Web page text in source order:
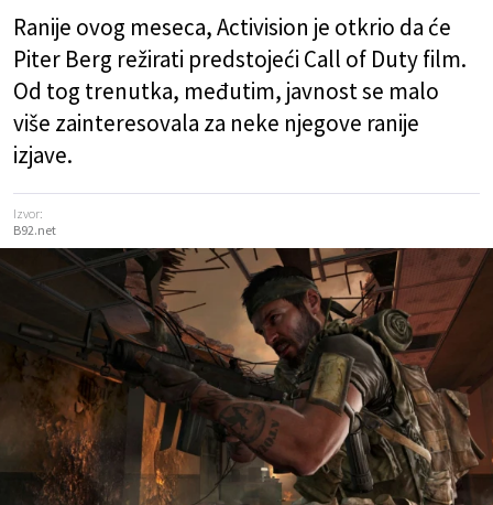
Ranije ovog meseca, Activision je otkrio da će
Piter Berg režirati predstojeći Call of Duty film.
Od tog trenutka, međutim, javnost se malo
više zainteresovala za neke njegove ranije
izjave.
Izvor:
B92.net